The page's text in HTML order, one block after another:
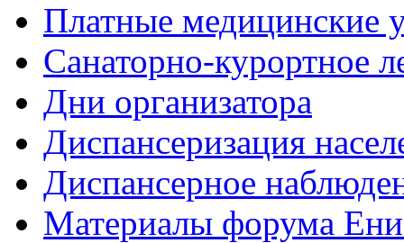
Платные медицинские
Санаторно-курортное
Дни организатора
Диспансеризация
Диспансерное
Материалы форума